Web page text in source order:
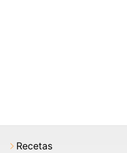
Recetas